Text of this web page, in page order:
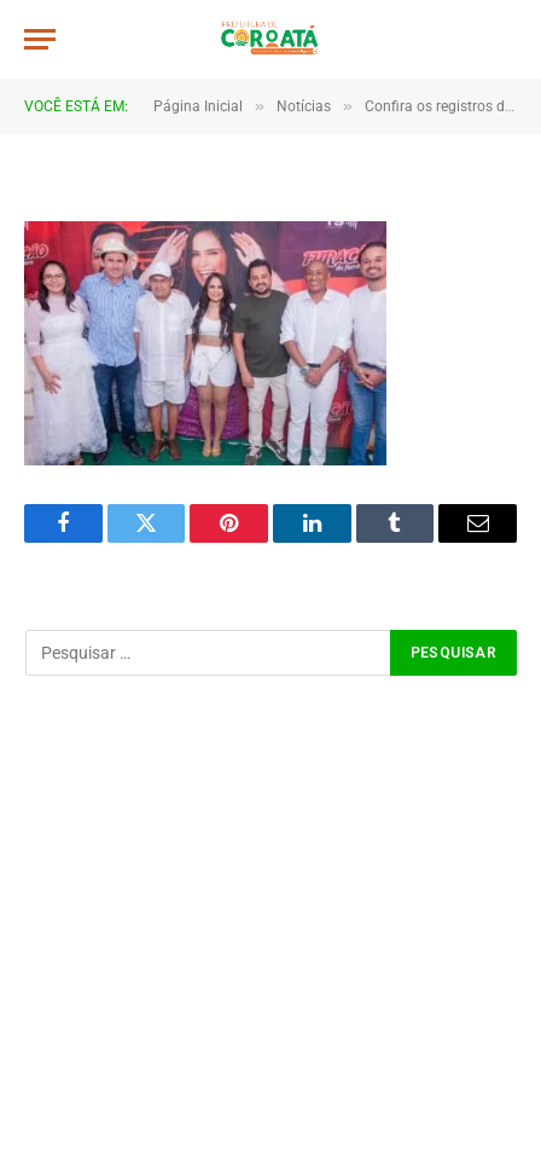
VOCÊ ESTÁ EM: Página Inicial » Notícias » Confira os registros da virada de ano em Coroatá
JWR_5914
FacebookTwitter Pinterest LinkedInTumblr Email